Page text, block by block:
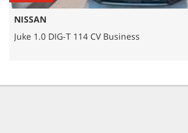
NISSAN
Juke 1.0 DIG-T 114 CV Business